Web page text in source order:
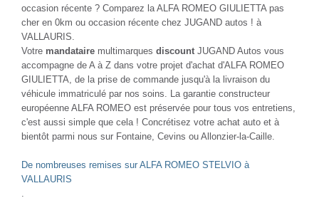
occasion récente ? Comparez la ALFA ROMEO GIULIETTA pas
cher en 0km ou occasion récente chez JUGAND autos ! à
VALLAURIS.
Votre mandataire multimarques discount JUGAND Autos vous
accompagne de A à Z dans votre projet d'achat d'ALFA ROMEO
GIULIETTA, de la prise de commande jusqu'à la livraison du
véhicule immatriculé par nos soins. La garantie constructeur
européenne ALFA ROMEO est préservée pour tous vos entretiens,
c'est aussi simple que cela ! Concrétisez votre achat auto et à
bientôt parmi nous sur Fontaine, Cevins ou Allonzier-la-Caille.
De nombreuses remises sur ALFA ROMEO STELVIO à
VALLAURIS